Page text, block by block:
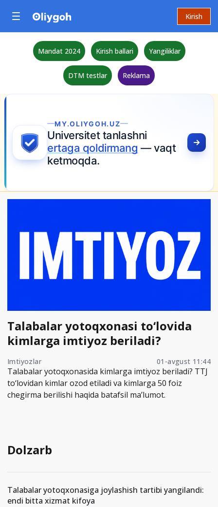
Kirish
Mandat 2024 Kirish ballari Yangiliklar
DTM testlar Reklama
MY.OLIYGOH.UZ
Universitet tanlashni
ertaga qoldirmang — vaqt
ketmoqda.
Talabalar yotoqxonasi to‘lovida
kimlarga imtiyoz beriladi?
Imtiyozlar 01-avgust 11:44
Talabalar yotoqxonasida kimlarga imtiyoz beriladi? TTJ
to‘lovidan kimlar ozod etiladi va kimlarga 50 foiz
chegirma berilishi haqida batafsil ma’lumot.
Dolzarb
Talabalar yotoqxonasiga joylashish tartibi yangilandi:
endi bitta xizmat kifoya